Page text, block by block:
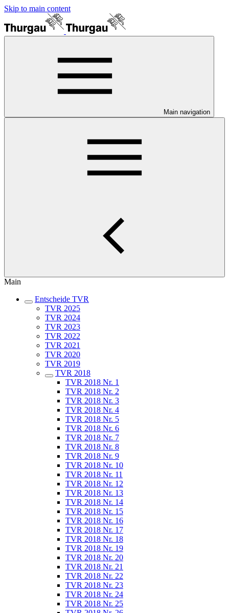
Skip to main content
Main navigation
Main
Entscheide TVR
TVR 2025
TVR 2024
TVR 2023
TVR 2022
TVR 2021
TVR 2020
TVR 2019
TVR 2018
TVR 2018 Nr. 1
TVR 2018 Nr. 2
TVR 2018 Nr. 3
TVR 2018 Nr. 4
TVR 2018 Nr. 5
TVR 2018 Nr. 6
TVR 2018 Nr. 7
TVR 2018 Nr. 8
TVR 2018 Nr. 9
TVR 2018 Nr. 10
TVR 2018 Nr. 11
TVR 2018 Nr. 12
TVR 2018 Nr. 13
TVR 2018 Nr. 14
TVR 2018 Nr. 15
TVR 2018 Nr. 16
TVR 2018 Nr. 17
TVR 2018 Nr. 18
TVR 2018 Nr. 19
TVR 2018 Nr. 20
TVR 2018 Nr. 21
TVR 2018 Nr. 22
TVR 2018 Nr. 23
TVR 2018 Nr. 24
TVR 2018 Nr. 25